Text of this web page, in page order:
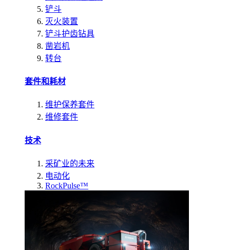
铲斗
灭火装置
铲斗护齿钻具
凿岩机
转台
套件和耗材
维护保养套件
维修套件
技术
采矿业的未来
电动化
RockPulse™